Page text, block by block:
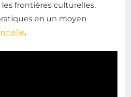
frontières culturelles,
en un moyen
.